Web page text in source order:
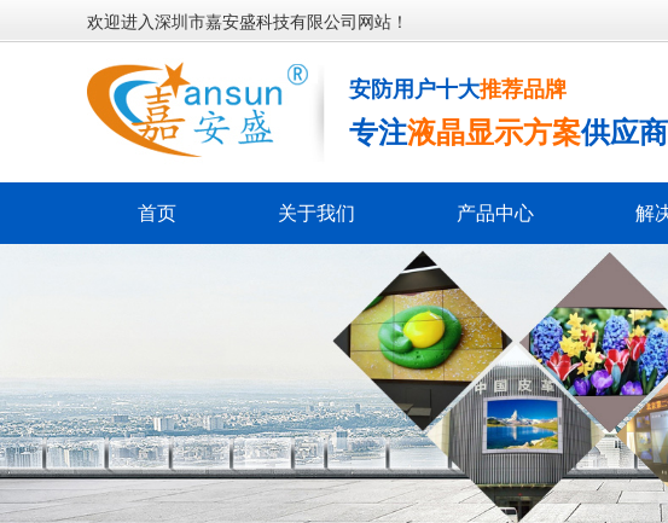
欢迎进入深圳市嘉安盛科技有限公司网站！
安防用户十大推荐品牌
专注液晶显示方案供应商
首页 关于我们 产品中心 解